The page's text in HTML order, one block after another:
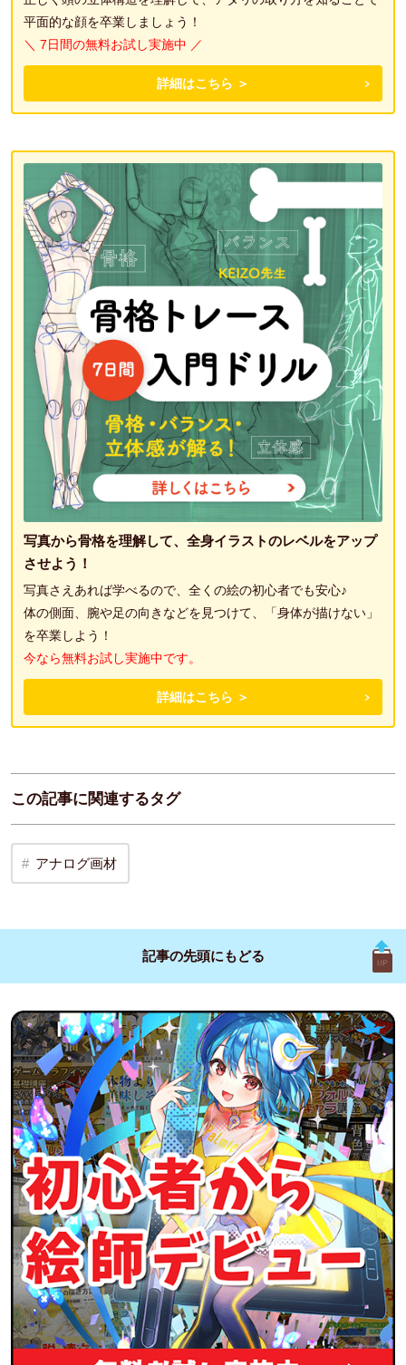
平面的な顔を卒業しましょう！
＼ 7日間の無料お試し実施中 ／
詳細はこちら ＞
写真から骨格を理解して、全身イラストのレベルをアップ
させよう！
写真さえあれば学べるので、全くの絵の初心者でも安心♪
体の側面、腕や足の向きなどを見つけて、「身体が描けない」
を卒業しよう！
今なら無料お試し実施中です。
詳細はこちら ＞
この記事に関連するタグ
アナログ画材
記事の先頭にもどる